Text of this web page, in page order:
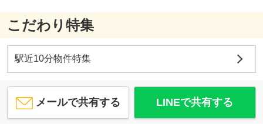
こだわり特集
駅近10分物件特集
メールで共有する LINEで共有する